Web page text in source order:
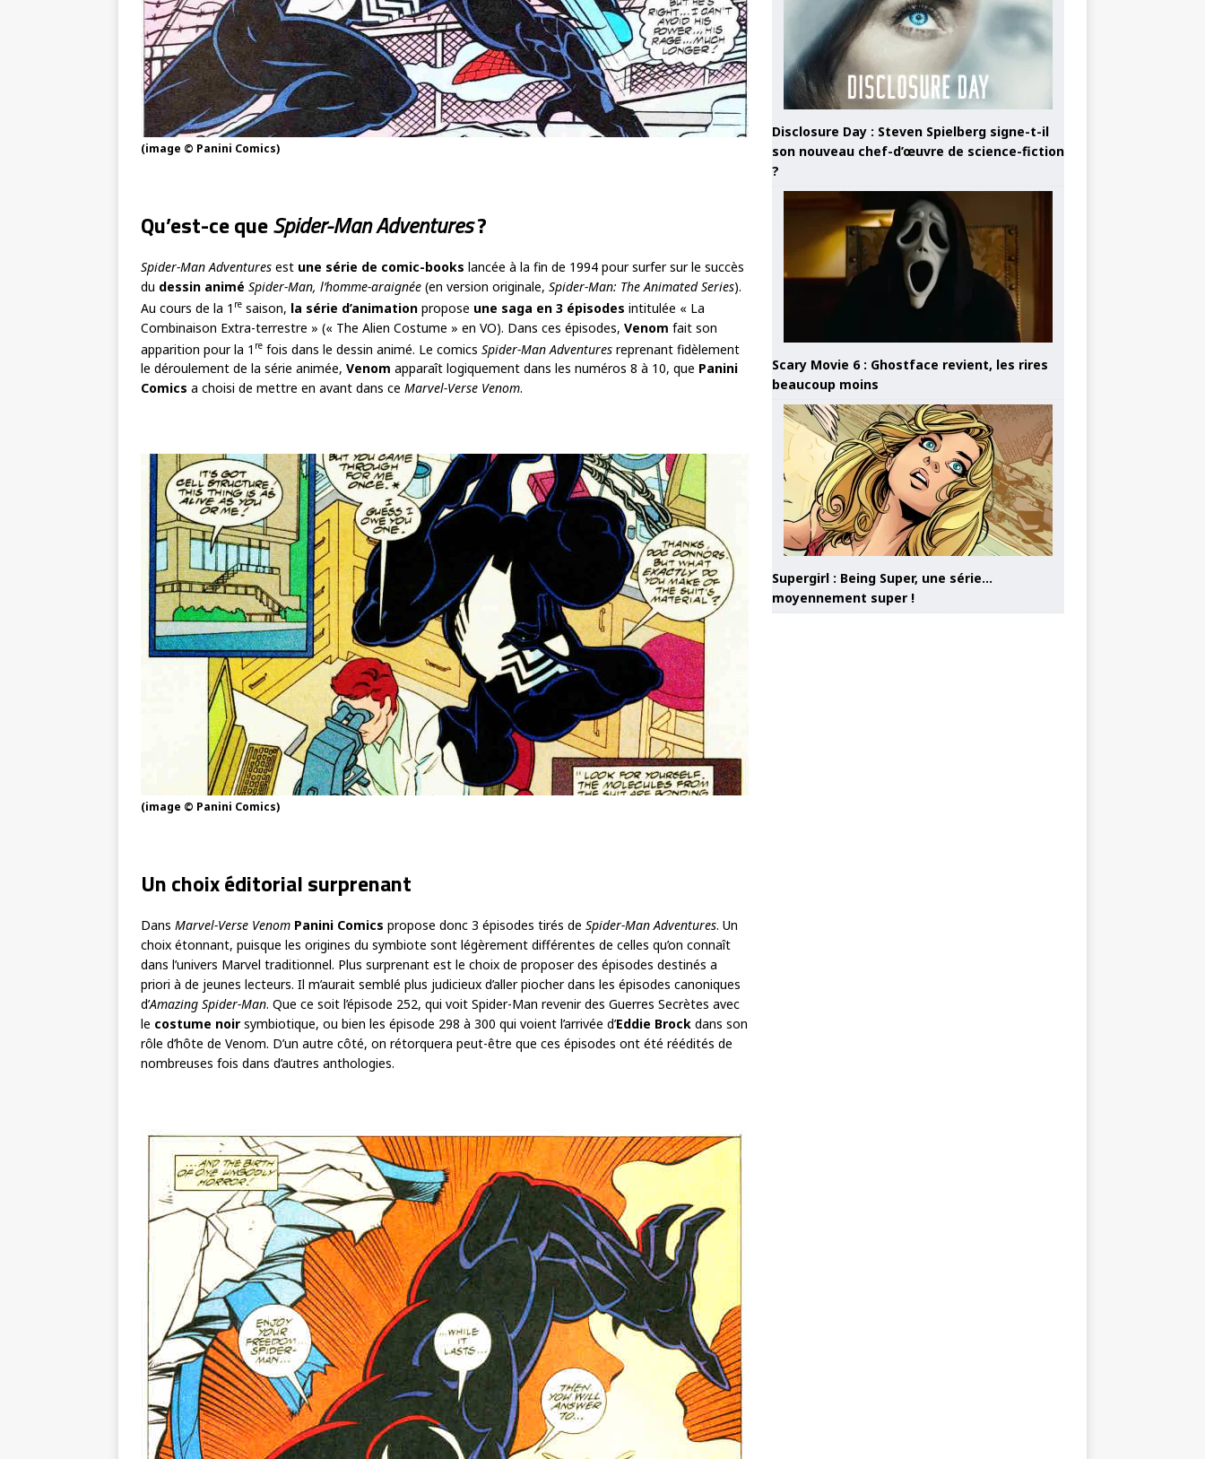
(image © Panini Comics)
Qu’est-ce queSpider-Man Adventures?
Spider-Man Adventures est une série de comic-books lancée à la fin de 1994 pour surfer sur le succès
du dessin animé Spider-Man, l’homme-araignée (en version originale, Spider-Man: The Animated Series).
Au cours de la 1 re saison, la série d’animation propose une saga en 3 épisodes intitulée « La
Combinaison Extra-terrestre » (« The Alien Costume » en VO). Dans ces épisodes, Venom fait son
apparition pour la 1 re fois dans le dessin animé. Le comics Spider-Man Adventures reprenant fidèlement
le déroulement de la série animée, Venom apparaît logiquement dans les numéros 8 à 10, que Panini
Comics a choisi de mettre en avant dans ce Marvel-Verse Venom.
(image © Panini Comics)
Un choix éditorial surprenant
Dans Marvel-Verse Venom Panini Comics propose donc 3 épisodes tirés de Spider-Man Adventures. Un
choix étonnant, puisque les origines du symbiote sont légèrement différentes de celles qu’on connaît
dans l’univers Marvel traditionnel. Plus surprenant est le choix de proposer des épisodes destinés a
priori à de jeunes lecteurs. Il m’aurait semblé plus judicieux d’aller piocher dans les épisodes canoniques
d’Amazing Spider-Man. Que ce soit l’épisode 252, qui voit Spider-Man revenir des Guerres Secrètes avec
le costume noir symbiotique, ou bien les épisode 298 à 300 qui voient l’arrivée d’Eddie Brock dans son
rôle d’hôte de Venom. D’un autre côté, on rétorquera peut-être que ces épisodes ont été réédités de
nombreuses fois dans d’autres anthologies.
Disclosure Day : Steven Spielberg signe-t-il
son nouveau chef-d’œuvre de science-fiction
?
Scary Movie 6 : Ghostface revient, les rires
beaucoup moins
Supergirl : Being Super, une série…
moyennement super !